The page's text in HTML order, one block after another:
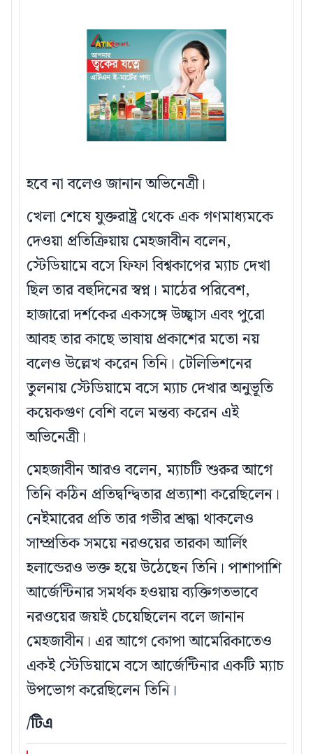
হবে না বলেও জানান অভিনেত্রী।
খেলা শেষে যুক্তরাষ্ট্র থেকে এক গণমাধ্যমকে
দেওয়া প্রতিক্রিয়ায় মেহজাবীন বলেন,
স্টেডিয়ামে বসে ফিফা বিশ্বকাপের ম্যাচ দেখা
ছিল তার বহুদিনের স্বপ্ন। মাঠের পরিবেশ,
হাজারো দর্শকের একসঙ্গে উচ্ছ্বাস এবং পুরো
আবহ তার কাছে ভাষায় প্রকাশের মতো নয়
বলেও উল্লেখ করেন তিনি। টেলিভিশনের
তুলনায় স্টেডিয়ামে বসে ম্যাচ দেখার অনুভূতি
কয়েকগুণ বেশি বলে মন্তব্য করেন এই
অভিনেত্রী।
মেহজাবীন আরও বলেন, ম্যাচটি শুরুর আগে
তিনি কঠিন প্রতিদ্বন্দ্বিতার প্রত্যাশা করেছিলেন।
নেইমারের প্রতি তার গভীর শ্রদ্ধা থাকলেও
সাম্প্রতিক সময়ে নরওয়ের তারকা আর্লিং
হলান্ডেরও ভক্ত হয়ে উঠেছেন তিনি। পাশাপাশি
আর্জেন্টিনার সমর্থক হওয়ায় ব্যক্তিগতভাবে
নরওয়ের জয়ই চেয়েছিলেন বলে জানান
মেহজাবীন। এর আগে কোপা আমেরিকাতেও
একই স্টেডিয়ামে বসে আর্জেন্টিনার একটি ম্যাচ
উপভোগ করেছিলেন তিনি।
/টিএ